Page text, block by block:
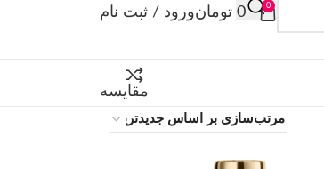
0
0 تومانورود / ثبت نام
مقایسه